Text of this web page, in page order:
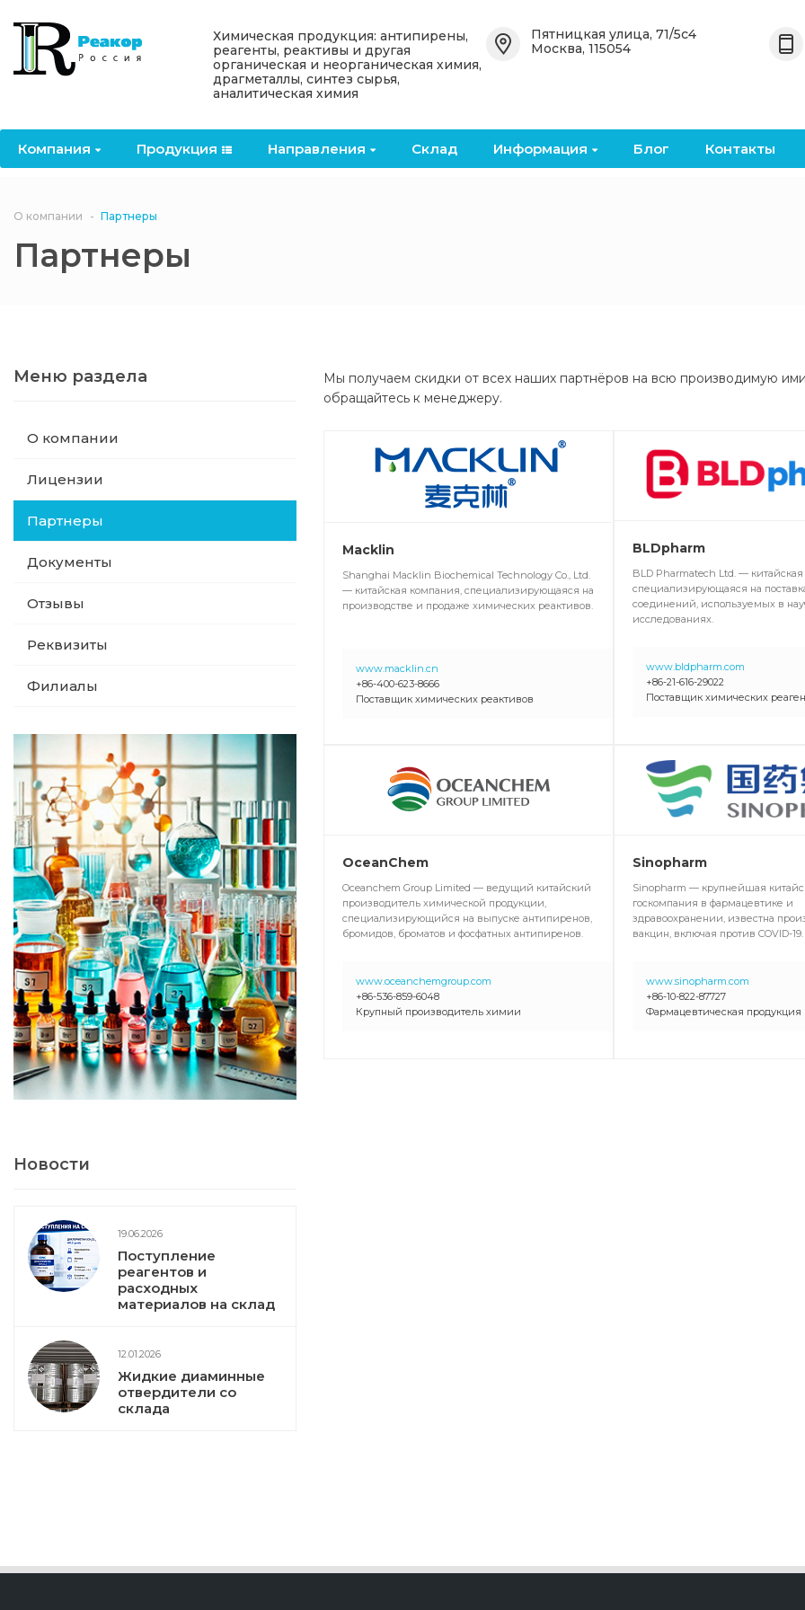
Компания Продукция Направления Склад Информация Блог Контакты
Назад
Компания
Лицензии
Документы
Филиалы
Назад
Продукция
OceanСhem
Антипирены OceanСhem
антипирены
органические антипирены
Бромированные кислоты и
ангидриды
3ASenrise
Назад
Направления
Отвердители
Назад
Информация
Акции
Политика
конфиденциальности
Химическая продукция: антипирены,
реагенты, реактивы и другая
органическая и неорганическая химия,
драгметаллы, синтез сырья,
аналитическая химия
Пятницкая улица, 71/5с4
Москва, 115054
О компании Партнеры
Партнеры
Меню раздела
О компании
Лицензии
Партнеры
Документы
Отзывы
Реквизиты
Филиалы
Новости
19.06.2026
Поступление
реагентов и
расходных
материалов на склад
12.01.2026
Жидкие диаминные
отвердители со
склада
Мы получаем скидки от всех наших партнёров на всю производимую
обращайтесь к менеджеру.
Macklin
Shanghai Macklin Biochemical Technology Co., Ltd.
— китайская компания, специализирующаяся на
производстве и продаже химических реактивов.
www.macklin.cn
+86-400-623-8666
Поставщик химических реактивов
BLDpharm
BLD Pharmatech Ltd. —
специализирующаяся на
соединений, используемых в
исследованиях.
www.bldpharm.com
+86-21-616-29022
Поставщик химических
OceanChem
Oceanchem Group Limited — ведущий китайский
производитель химической продукции,
специализирующийся на выпуске антипиренов,
бромидов, броматов и фосфатных антипиренов.
www.oceanchemgroup.com
+86-536-859-6048
Крупный производитель химии
Sinopharm
Sinopharm — крупнейшая
госкомпания в фармацевтике и
здравоохранении, известна
вакцин, включая против COVID-19.
www.sinopharm.com
+86-10-822-87727
Фармацевтическая продукция